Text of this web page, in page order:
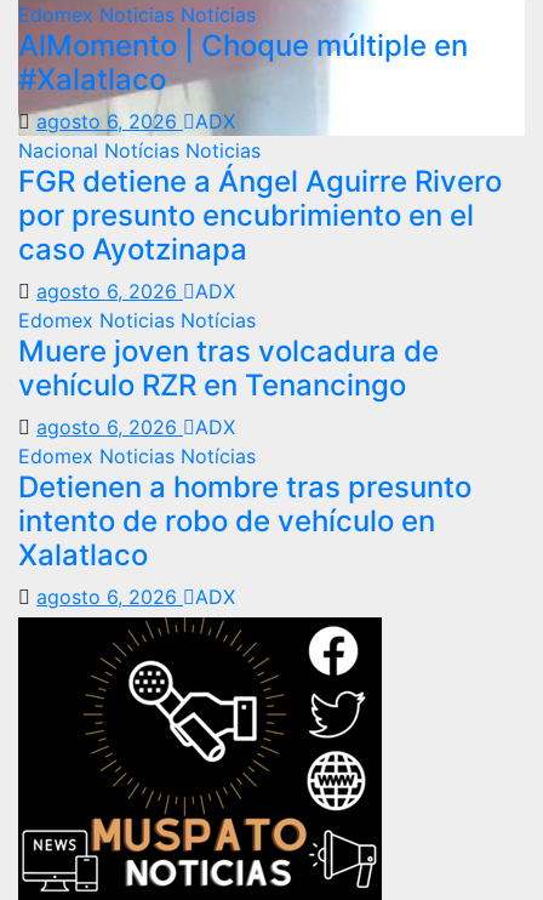
Edomex Noticias Notícias
AlMomento | Choque múltiple en
#Xalatlaco
agosto 6, 2026
ADX
Nacional Notícias Noticias
FGR detiene a Ángel Aguirre Rivero
por presunto encubrimiento en el
caso Ayotzinapa
agosto 6, 2026
ADX
Edomex Noticias Notícias
Muere joven tras volcadura de
vehículo RZR en Tenancingo
agosto 6, 2026
ADX
Edomex Noticias Notícias
Detienen a hombre tras presunto
intento de robo de vehículo en
Xalatlaco
agosto 6, 2026 ADX